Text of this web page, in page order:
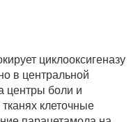
циклооксигеназу
в центральной
центры боли и
клеточные